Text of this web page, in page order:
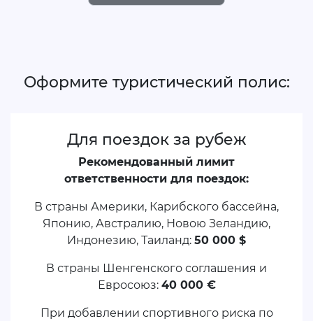
Оформите туристический полис:
Для поездок за рубеж
Рекомендованный лимит
ответственности для поездок:
В страны Америки, Карибского бассейна,
Японию, Австралию, Новою Зеландию,
Индонезию, Таиланд: 50 000 $
В страны Шенгенского соглашения и
Евросоюз: 40 000 €
При добавлении спортивного риска по